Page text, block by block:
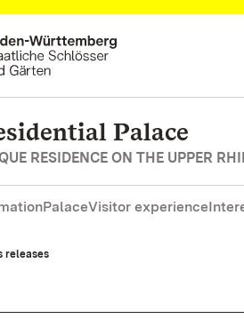
Palace
RESIDENCE ON THE UPPER
PalaceVisitor experience
releases